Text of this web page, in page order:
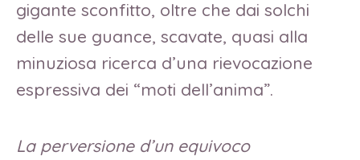
gigante sconfitto, oltre che dai solchi
delle sue guance, scavate, quasi alla
minuziosa ricerca d’una rievocazione
espressiva dei “moti dell’anima”.
La perversione d’un equivoco